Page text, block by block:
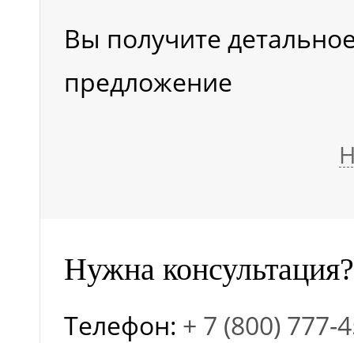
Вы получите
предложение
Нужна консультация?
Телефон: + 7 (800) 777-